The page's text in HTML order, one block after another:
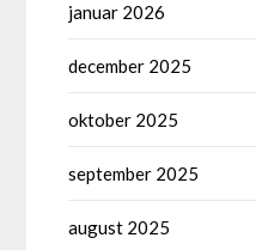
januar 2026
december 2025
oktober 2025
september 2025
august 2025